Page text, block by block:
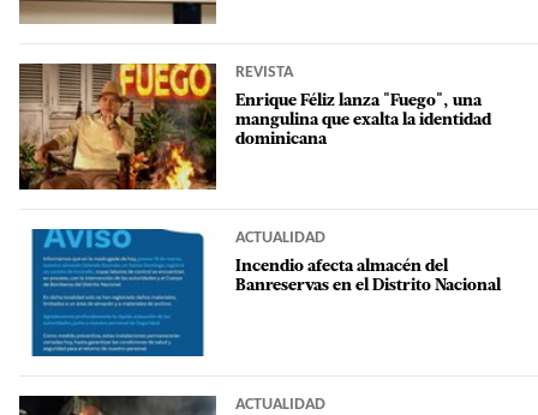
REVISTA
Enrique Féliz lanza "Fuego", una
mangulina que exalta la identidad
dominicana
ACTUALIDAD
Incendio afecta almacén del
Banreservas en el Distrito Nacional
ACTUALIDAD